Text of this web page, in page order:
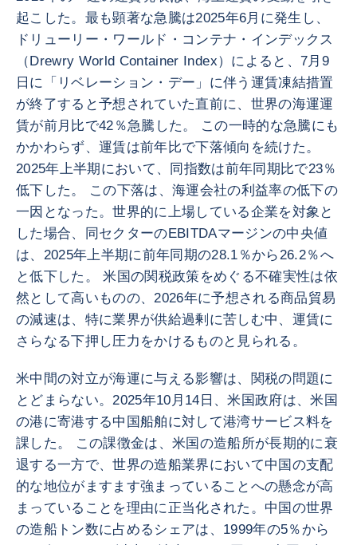
起こした。最も顕著な急騰は2025年6月に発生し、
ドリューリー・ワールド・コンテナ・インデックス
（Drewry World Container Index）によると、7月9
日に「リベレーション・デー」に伴う運賃凍結措置
が終了すると予想されていた直前に、世界の海運運
賃が前月比で42％急騰した。 この一時的な急騰にも
かかわらず、運賃は前年比で下落傾向を続けた。
2025年上半期において、同指数は前年同期比で23％
低下した。 この下落は、海運会社の利益率の低下の
一因となった。世界的に上場している企業を対象と
した場合、同セクターのEBITDAマージンの中央値
は、2025年上半期に前年同期の28.1％から26.2％へ
と低下した。 米国の関税政策をめぐる不確実性は依
然として高いものの、2026年に予想される商品貿易
の減速は、特に業界が供給過剰に苦しむ中、運賃に
さらなる下押し圧力をかけるものと見られる。
米中間の対立が海運に与える影響は、関税の問題に
とどまらない。2025年10月14日、米国政府は、米国
の港に寄港する中国船舶に対して港湾サービス料を
課した。 この課徴金は、米国の造船所が長期的に衰
退する一方で、世界の造船業界において中国の支配
的な地位がますます強まっていることへの懸念が高
まっていることを理由に正当化された。中国の世界
の造船トン数に占めるシェアは、1999年の5％から